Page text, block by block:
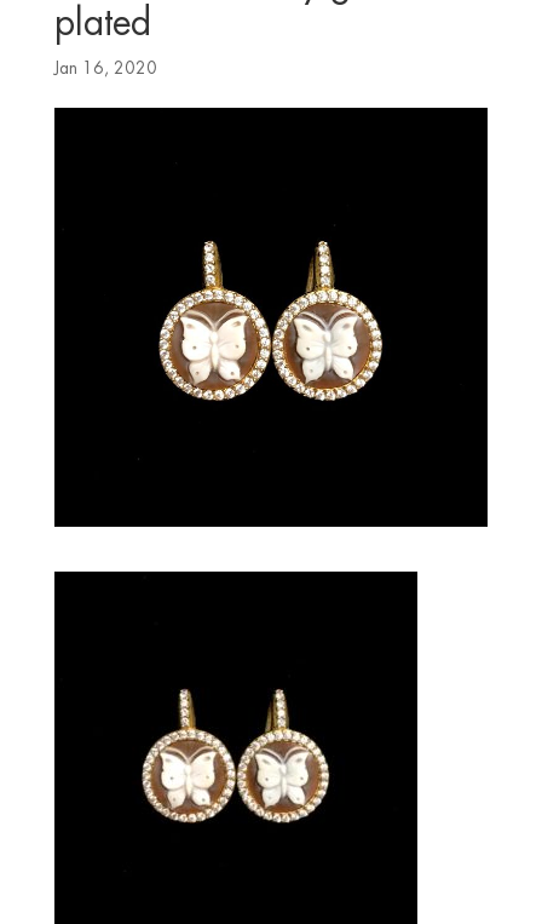
plated
Jan 16, 2020